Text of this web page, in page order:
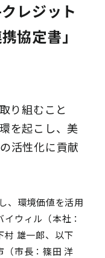
レジット
協定書」
り組むこと
を起こし、美
活性化に貢献
、環境価値を活用
ウィル（本社：
村 雄一郎、以下
（市長：篠田 洋